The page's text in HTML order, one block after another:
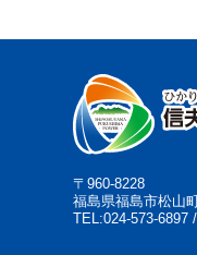
〒960-8228
福島県福島市松山
TEL:024-573-6897